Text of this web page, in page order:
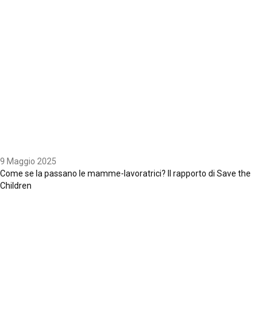
9 Maggio 2025
Come se la passano le mamme-lavoratrici? Il rapporto di Save the
Children